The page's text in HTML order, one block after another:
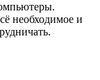
необходимое и